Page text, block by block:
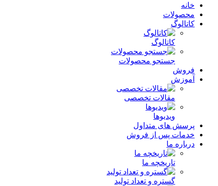
خانه
محصولات
کاتالوگ
کاتالوگ
جستجو محصولات
فروش
آموزش
مقالات تخصصی
ویدیوها
پرسش های متداول
خدمات پس از فروش
درباره ما
تاریخچه ما
گستره و تعداد تولید